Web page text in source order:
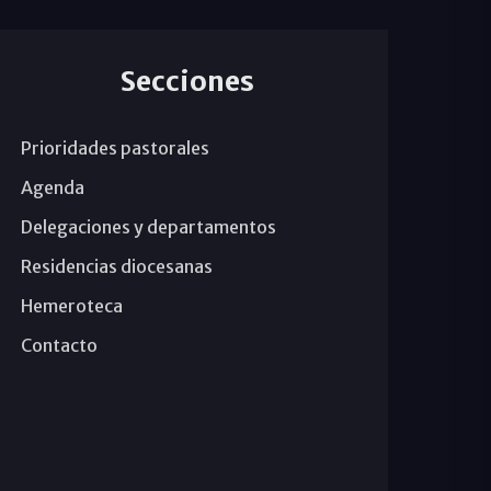
Secciones
Prioridades pastorales
Agenda
Delegaciones y departamentos
Residencias diocesanas
Hemeroteca
Contacto